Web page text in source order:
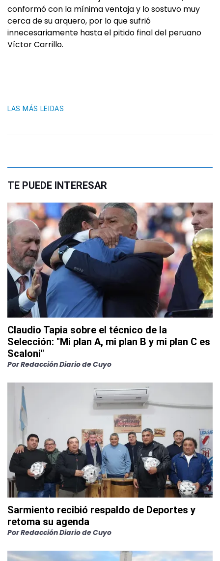
conformó con la mínima ventaja y lo sostuvo muy
cerca de su arquero, por lo que sufrió
innecesariamente hasta el pitido final del peruano
Víctor Carrillo.
LAS MÁS LEIDAS
TE PUEDE INTERESAR
Claudio Tapia sobre el técnico de la
Selección: "Mi plan A, mi plan B y mi plan C es
Scaloni"
PorRedacción Diario de Cuyo
Sarmiento recibió respaldo de Deportes y
retoma su agenda
PorRedacción Diario de Cuyo